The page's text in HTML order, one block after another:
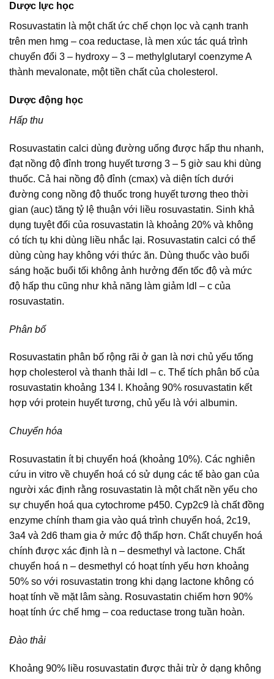
Dược lực học
Rosuvastatin là một chất ức chế chọn lọc và cạnh tranh
trên men hmg – coa reductase, là men xúc tác quá trình
chuyển đổi 3 – hydroxy – 3 – methylglutaryl coenzyme A
thành mevalonate, một tiền chất của cholesterol.
Dược động học
Hấp thu
Rosuvastatin calci dùng đường uống được hấp thu nhanh,
đạt nồng độ đỉnh trong huyết tương 3 – 5 giờ sau khi dùng
thuốc. Cả hai nồng độ đỉnh (cmax) và diện tích dưới
đường cong nồng độ thuốc trong huyết tương theo thời
gian (auc) tăng tỷ lệ thuận với liều rosuvastatin. Sinh khả
dụng tuyệt đối của rosuvastatin là khoảng 20% và không
có tích tụ khi dùng liều nhắc lại. Rosuvastatin calci có thể
dùng cùng hay không với thức ăn. Dùng thuốc vào buổi
sáng hoặc buổi tối không ảnh hưởng đến tốc độ và mức
độ hấp thu cũng như khả năng làm giảm ldl – c của
rosuvastatin.
Phân bố
Rosuvastatin phân bố rộng rãi ở gan là nơi chủ yếu tống
hợp cholesterol và thanh thải ldl – c. Thể tích phân bố của
rosuvastatin khoảng 134 l. Khoảng 90% rosuvastatin kết
hợp với protein huyết tương, chủ yếu là với albumin.
Chuyển hóa
Rosuvastatin ít bị chuyển hoá (khoảng 10%). Các nghiên
cứu in vitro về chuyển hoá có sử dụng các tế bào gan của
người xác định rằng rosuvastatin là một chất nền yếu cho
sự chuyển hoá qua cytochrome p450. Cyp2c9 là chất đồng
enzyme chính tham gia vào quá trình chuyển hoá, 2c19,
3a4 và 2d6 tham gia ở mức độ thấp hơn. Chất chuyển hoá
chính được xác định là n – desmethyl và lactone. Chất
chuyển hoá n – desmethyl có hoạt tính yếu hơn khoảng
50% so với rosuvastatin trong khi dạng lactone không có
hoạt tính về mặt lâm sàng. Rosuvastatin chiếm hơn 90%
hoạt tính ức chế hmg – coa reductase trong tuần hoàn.
Đào thải
Khoảng 90% liều rosuvastatin được thải trừ ở dạng không